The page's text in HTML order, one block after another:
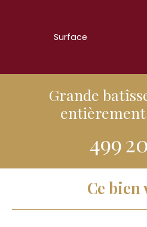
Surface
Grande
499
Ce bien